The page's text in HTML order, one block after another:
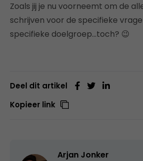
Zoals jij je nu voorneemt om de
schrijven voor de specifieke
specifieke doelgroep…toch? 😉
Deel dit artikel
Kopieer link
Arjan Jonker